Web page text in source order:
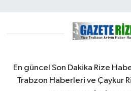
En güncel Son Dakika Rize
Trabzon Haberleri ve Çaykur